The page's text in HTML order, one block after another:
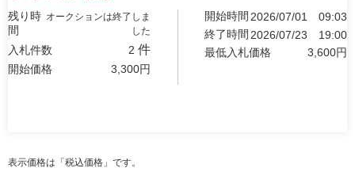
残り時
間
オークションは終了しま
した
入札件数 2 件
開始価格 3,300円
開始時間 2026/07/01
09:03
終了時間 2026/07/23
19:00
最低入札価格
3,600円
表示価格は「税込価格」です。